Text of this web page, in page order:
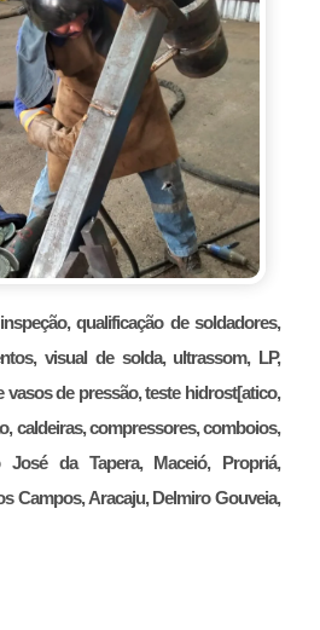
qualificação de soldadores,
visual de solda, ultrassom, LP,
vasos de pressão, teste hidrost[atico,
caldeiras, compressores, comboios,
José da Tapera, Maceió, Propriá,
Campos, Aracaju, Delmiro Gouveia,